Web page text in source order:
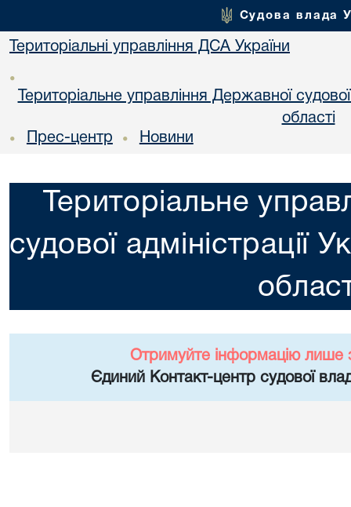
Судова влада
Територіальні управління ДСА України
•
Територіальне управління Державної
областi
• Прес-центр • Новини
Територіальне
судової адміністрації
Отримуйте інформацію лише
Єдиний Контакт-центр судової